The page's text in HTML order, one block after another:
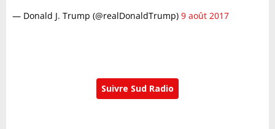
— Donald J. Trump (@realDonaldTrump) 9 août 2017
Suivre Sud Radio